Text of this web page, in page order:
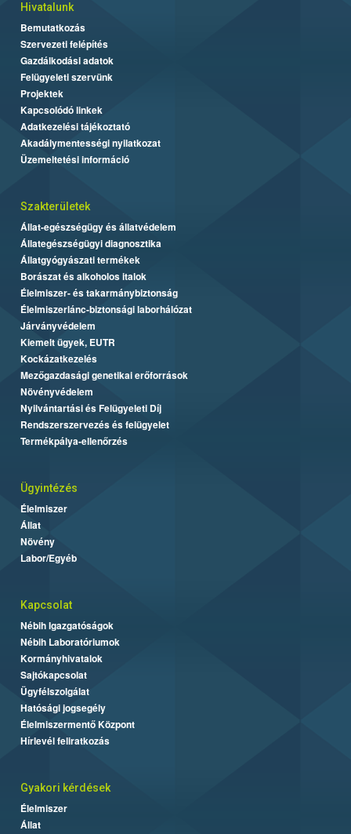
Hivatalunk
Bemutatkozás
Szervezeti felépítés
Gazdálkodási adatok
Felügyeleti szervünk
Projektek
Kapcsolódó linkek
Adatkezelési tájékoztató
Akadálymentességi nyilatkozat
Üzemeltetési információ
Szakterületek
Állat-egészségügy és állatvédelem
Állategészségügyi diagnosztika
Állatgyógyászati termékek
Borászat és alkoholos italok
Élelmiszer- és takarmánybiztonság
Élelmiszerlánc-biztonsági laborhálózat
Járványvédelem
Kiemelt ügyek, EUTR
Kockázatkezelés
Mezőgazdasági genetikai erőforrások
Növényvédelem
Nyilvántartási és Felügyeleti Díj
Rendszerszervezés és felügyelet
Termékpálya-ellenőrzés
Ügyintézés
Élelmiszer
Állat
Növény
Labor/Egyéb
Kapcsolat
Nébih Igazgatóságok
Nébih Laboratóriumok
Kormányhivatalok
Sajtókapcsolat
Ügyfélszolgálat
Hatósági jogsegély
Élelmiszermentő Központ
Hírlevél feliratkozás
Gyakori kérdések
Élelmiszer
Állat